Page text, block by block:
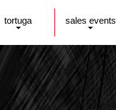
tortuga sales events